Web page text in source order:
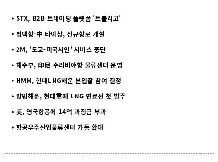
⦁ STX, B2B 트레이딩 플랫폼 '트롤리고'
⦁ 평택항-中 타이창, 신규항로 개설
⦁ 2M, '도쿄-미국서안' 서비스 중단
⦁ 해수부, 印尼 수라바야항 물류센터 운영
⦁ HMM, 현대LNG해운 본입찰 참여 결정
⦁ 양밍해운, 현대重에 LNG 연료선 첫 발주
⦁ 美, 영국항공에 14억 과징금 부과
⦁ 항공우주산업물류센터 가동 확대